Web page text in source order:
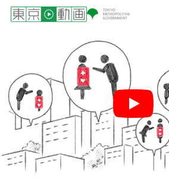
Play